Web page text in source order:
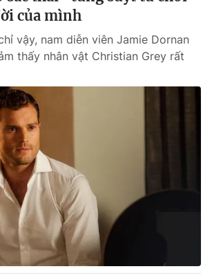
của mình
vậy, nam diễn viên Jamie Dornan
thấy nhân vật Christian Grey rất